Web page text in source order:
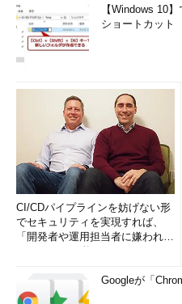
【Windows 10
ショートカット
CI/CDパイプラインを妨げない形
でセキュリティを実現すれば、
「開発者や運用担当者に嫌われな
Googleが「